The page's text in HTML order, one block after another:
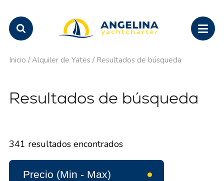
Inicio / Alquiler de Yates / Resultados de búsqueda
Resultados de búsqueda
341 resultados encontrados